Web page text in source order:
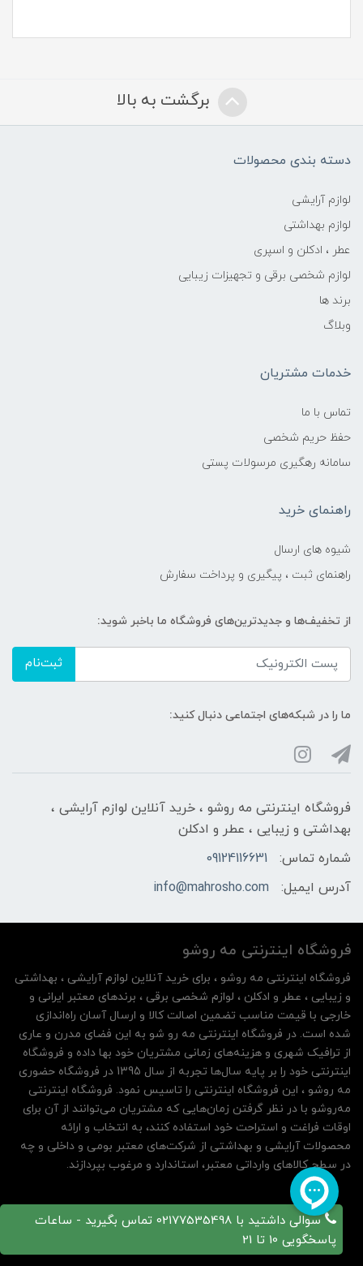
برگشت به بالا
دسته بندی محصولات
لوازم آرایشی
لوازم بهداشتی
عطر ، ادکلن و اسپری
لوازم شخصی برقی و تجهیزات زیبایی
برند ها
وبلاگ
خدمات مشتریان
تماس با ما
حفظ حریم شخصی
سامانه رهگیری مرسولات پستی
راهنمای خرید
شیوه های ارسال
راهنمای ثبت ، پیگیری و پرداخت سفارش
از تخفیف‌ها و جدیدترین‌های فروشگاه ما باخبر شوید:
ثبت‌نام
ما را در شبکه‌های اجتماعی دنبال کنید:
فروشگاه اینترنتی مه‌ رو‌شو ، خرید آنلاین لوازم آرایشی ،
بهداشتی و زیبایی ، عطر و ادکلن
شماره تماس:
09124116631
آدرس ایمیل:
info@mahrosho.com
سوالی داشتید با 02177535498 تماس بگیرید - ساعات
پاسخگویی 10 تا 21
فروشگاه اینترنتی مه‌ رو‌شو
فروشگاه اینترنتی مه‌ رو‌شو ، برای خرید آنلاین لوازم آرایشی ، بهداشتی
و زیبایی ، عطر و ادکلن ، لوازم شخصی برقی ، برندهای معتبر ایرانی و
خارجی با قیمت مناسب تضمین اصالت کالا و ارسال آسان راه‌اندازی
شده است. در فروشگاه اینترنتی مه رو شو به این فضای مدرن و عاری
از ترافیک شهری و هزینه‌های زمانی مشتریان خود بها داده و فروشگاه
اینترنتی خود را بر پایه سال‌ها تجربه از سال 1395 در فروشگاه حضوری
مه روشو ، این فروشگاه اینترنتی را تاسیس نمود. فروشگاه اینترنتی
مه‌رو‌شو با در نظر گرفتن زمان‌هایی که مشتریان می‌توانند از آن‌ برای
اوقات فراغت و استراحت خود استفاده کنند، به انتخاب و ارائه
محصولات آرایشی و بهداشتی از شرکت‌های معتبر بومی و داخلی و چه
در سطح کالاهای وارداتی معتبر، استاندارد و مرغوب بپردازند.